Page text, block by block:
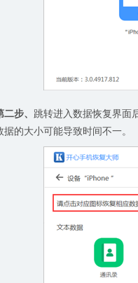
二步、 跳转进入数据恢复界面
据的大小可能导致时间不一。